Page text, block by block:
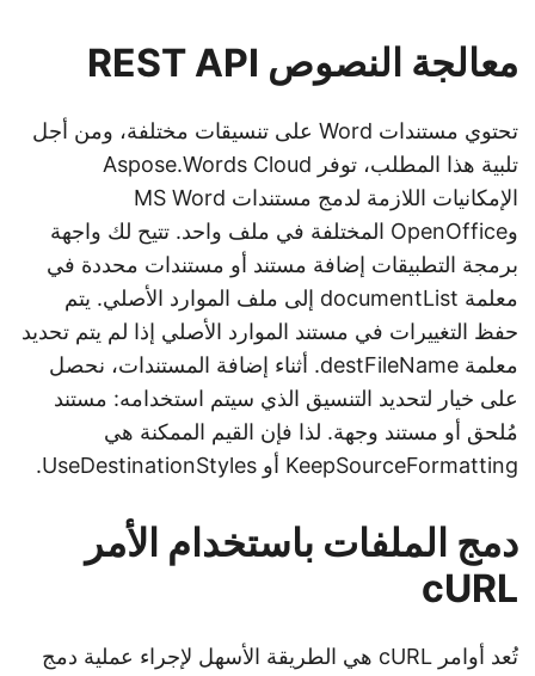
معالجة النصوص REST API
تحتوي مستندات Word على تنسيقات مختلفة، ومن أجل
تلبية هذا المطلب، توفر Aspose.Words Cloud
الإمكانيات اللازمة لدمج مستندات MS Word
وOpenOffice المختلفة في ملف واحد. تتيح لك واجهة
برمجة التطبيقات إضافة مستند أو مستندات محددة في
معلمة documentList إلى ملف الموارد الأصلي. يتم
حفظ التغييرات في مستند الموارد الأصلي إذا لم يتم تحديد
معلمة destFileName. أثناء إضافة المستندات، نحصل
على خيار لتحديد التنسيق الذي سيتم استخدامه: مستند
مُلحق أو مستند وجهة. لذا فإن القيم الممكنة هي
KeepSourceFormatting أو UseDestinationStyles.
دمج الملفات باستخدام الأمر
cURL
تُعد أوامر cURL هي الطريقة الأسهل لإجراء عملية دمج